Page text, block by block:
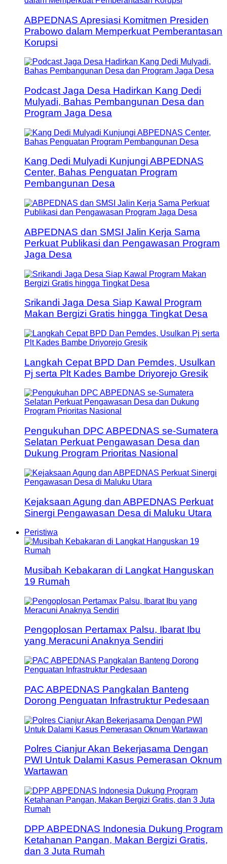
ABPEDNAS Apresiasi Komitmen Presiden
Prabowo dalam Memperkuat Pemberantasan
Korupsi
Podcast Jaga Desa Hadirkan Kang Dedi
Mulyadi, Bahas Pembangunan Desa dan
Program Jaga Desa
Kang Dedi Mulyadi Kunjungi ABPEDNAS
Center, Bahas Penguatan Program
Pembangunan Desa
ABPEDNAS dan SMSI Jalin Kerja Sama
Perkuat Publikasi dan Pengawasan Program
Jaga Desa
Srikandi Jaga Desa Siap Kawal Program
Makan Bergizi Gratis hingga Tingkat Desa
Langkah Cepat BPD Dan Pemdes, Usulkan
Pj serta Plt Kades Bambe Driyorejo Gresik
Pengukuhan DPC ABPEDNAS se-Sumatera
Selatan Perkuat Pengawasan Desa dan
Dukung Program Prioritas Nasional
Kejaksaan Agung dan ABPEDNAS Perkuat
Sinergi Pengawasan Desa di Maluku Utara
Peristiwa
Musibah Kebakaran di Langkat Hanguskan
19 Rumah
Pengoplosan Pertamax Palsu, Ibarat Ibu
yang Meracuni Anaknya Sendiri
PAC ABPEDNAS Pangkalan Banteng
Dorong Penguatan Infrastruktur Pedesaan
Polres Cianjur Akan Bekerjasama Dengan
PWI Untuk Dalami Kasus Pemerasan Oknum
Wartawan
DPP ABPEDNAS Indonesia Dukung Program
Ketahanan Pangan, Makan Bergizi Gratis,
dan 3 Juta Rumah